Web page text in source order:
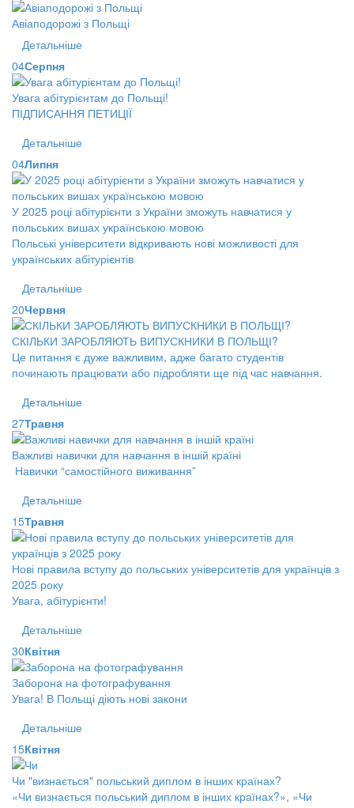
Авіаподорожі з Польщі
Детальніше
04Серпня
Увага абітурієнтам до Польщі!
ПІДПИСАННЯ ПЕТИЦІЇ
Детальніше
04Липня
У 2025 році абітурієнти з України зможуть навчатися у
польських вишах українською мовою
Польські університети відкривають нові можливості для
українських абітурієнтів
Детальніше
20Червня
СКІЛЬКИ ЗАРОБЛЯЮТЬ ВИПУСКНИКИ В ПОЛЬЩІ?
Це питання є дуже важливим, адже багато студентів
починають працювати або підробляти ще під час навчання.
Детальніше
27Травня
Важливі навички для навчання в іншій країні
Навички “самостійного виживання”
Детальніше
15Травня
Нові правила вступу до польських університетів для українців з
2025 року
Увага, абітурієнти!
Детальніше
30Квітня
Заборона на фотографування
Увага! В Польщі діють нові закони
Детальніше
15Квітня
Чи "визнається" польський диплом в інших країнах?
«Чи визнається польський диплом в інших країнах?», «Чи